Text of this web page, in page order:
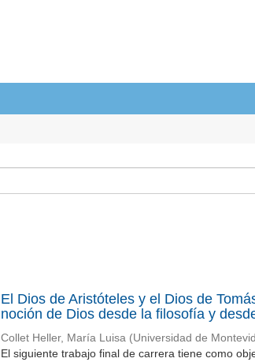
El Dios de Aristóteles y el Dios de
noción de Dios desde la filosofía y
Collet Heller, María Luisa (Universidad de
El siguiente trabajo final de carrera tiene como